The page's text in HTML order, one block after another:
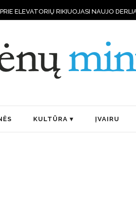
NAUJO DERLIAUS VILKSTINĖS
KULTŪRA ĮVAIRU